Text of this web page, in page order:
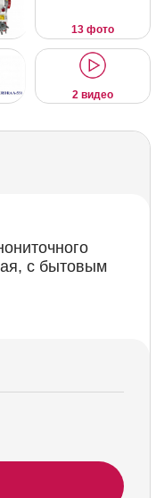
13 фото
2 видео
с бытовым